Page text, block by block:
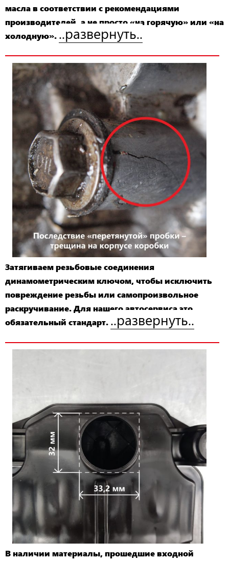
масла в соответствии с рекомендациями
производителей, а не просто «на горячую» или «на
холодную». ..развернуть..
Затягиваем резьбовые соединения
динамометрическим ключом, чтобы исключить
повреждение резьбы или самопроизвольное
раскручивание. Для нашего автосервиса это
обязательный стандарт. ..развернуть..
В наличии материалы, прошедшие входной